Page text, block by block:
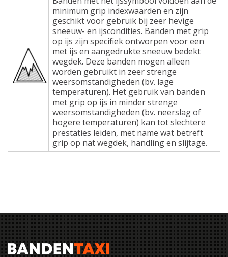
minimum grip indexwaarden en zijn
geschikt voor gebruik bij zeer hevige
sneeuw- en ijscondities. Banden met grip
op ijs zijn specifiek ontworpen voor een
met ijs en aangedrukte sneeuw bedekt
wegdek. Deze banden mogen alleen
worden gebruikt in zeer strenge
weersomstandigheden (bv. lage
temperaturen). Het gebruik van banden
met grip op ijs in minder strenge
weersomstandigheden (bv. neerslag of
hogere temperaturen) kan tot slechtere
prestaties leiden, met name wat betreft
grip op nat wegdek, handling en slijtage.